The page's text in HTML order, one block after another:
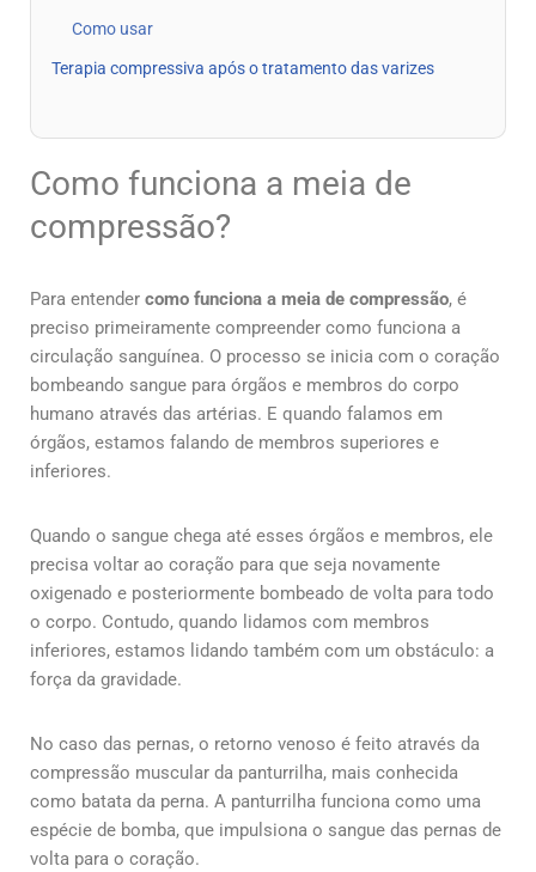
Como usar
Terapia compressiva após o tratamento das varizes
Como funciona a meia de
compressão?
Para entender como funciona a meia de compressão, é
preciso primeiramente compreender como funciona a
circulação sanguínea. O processo se inicia com o coração
bombeando sangue para órgãos e membros do corpo
humano através das artérias. E quando falamos em
órgãos, estamos falando de membros superiores e
inferiores.
Quando o sangue chega até esses órgãos e membros, ele
precisa voltar ao coração para que seja novamente
oxigenado e posteriormente bombeado de volta para todo
o corpo. Contudo, quando lidamos com membros
inferiores, estamos lidando também com um obstáculo: a
força da gravidade.
No caso das pernas, o retorno venoso é feito através da
compressão muscular da panturrilha, mais conhecida
como batata da perna. A panturrilha funciona como uma
espécie de bomba, que impulsiona o sangue das pernas de
volta para o coração.